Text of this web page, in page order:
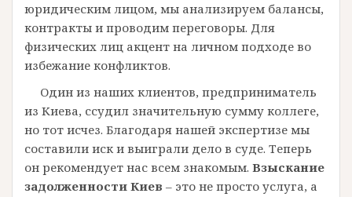
юридическим лицом, мы анализируем балансы,
контракты и проводим переговоры. Для
физических лиц акцент на личном подходе во
избежание конфликтов.
Один из наших клиентов, предприниматель
из Киева, ссудил значительную сумму коллеге,
но тот исчез. Благодаря нашей экспертизе мы
составили иск и выиграли дело в суде. Теперь
он рекомендует нас всем знакомым. Взыскание
задолженности Киев – это не просто услуга, а